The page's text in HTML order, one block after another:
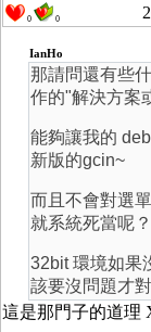
0 0
IanHo
那請問還有些
作的"解決方案
能夠讓我的
新版的gcin~
而且不會對選
就系統死當呢？
32bit 環境如果
該要沒問題才對
這是那門子的道理